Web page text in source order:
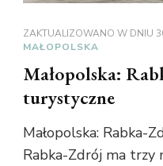
ZAKTUALIZOWANO W DNIU
MAŁOPOLSKA
Małopolska:
turystyczne
Małopolska: Rabka-
Rabka-Zdrój ma trzy